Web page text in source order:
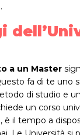
a un Master
fa di te uno
di studio e
un corso
è il tempo a